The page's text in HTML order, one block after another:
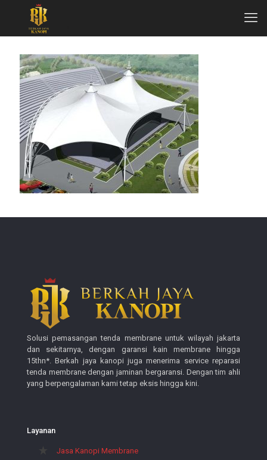
Solusi pemasangan tenda membrane untuk wilayah jakarta
dan sekitarnya, dengan garansi kain membrane hingga
15thn*. Berkah jaya kanopi juga menerima service reparasi
tenda membrane dengan jaminan bergaransi. Dengan tim ahli
yang berpengalaman kami tetap eksis hingga kini.
Layanan
Jasa Kanopi Membrane